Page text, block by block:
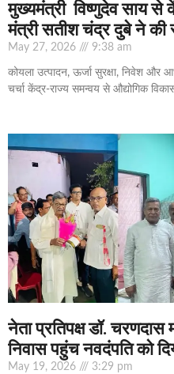
मुख्यमंत्री विष्णुदेव साय से
मंत्री सतीश चंद्र दुबे ने की
May 27, 2026 9:38 am
कोयला उत्पादन, ऊर्जा सुरक्षा, निवेश और
चर्चा केंद्र-राज्य समन्वय से औद्योगिक
नेता प्रतिपक्ष डॉ. चरणदास
निवास पहुंच नवदंपति को
May 19, 2026 3:29 pm